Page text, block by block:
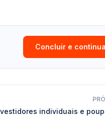
Concluir e
individuais e